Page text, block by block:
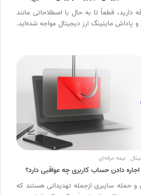
دارید، قطعاً تا به حال با اصطلاحاتی مانند
و پاداش ماینینگ ارز دیجیتال مواجه شده‌اید.
نیمه حرفه‌ای
دادن حساب کاربری چه عواقبی دارد؟
حمله سایبری ازجمله تهدیداتی هستند که